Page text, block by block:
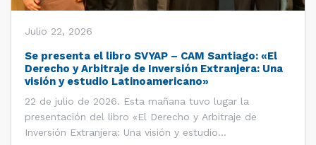
Julio 22, 2026
Se presenta el libro SVYAP – CAM Santiago: «El
Derecho y Arbitraje de Inversión Extranjera: Una
visión y estudio Latinoamericano»
22 de julio de 2026. Esta mañana tuvo lugar la
presentación del libro «El Derecho y Arbitraje de
Inversión Extranjera: Una visión y estudio